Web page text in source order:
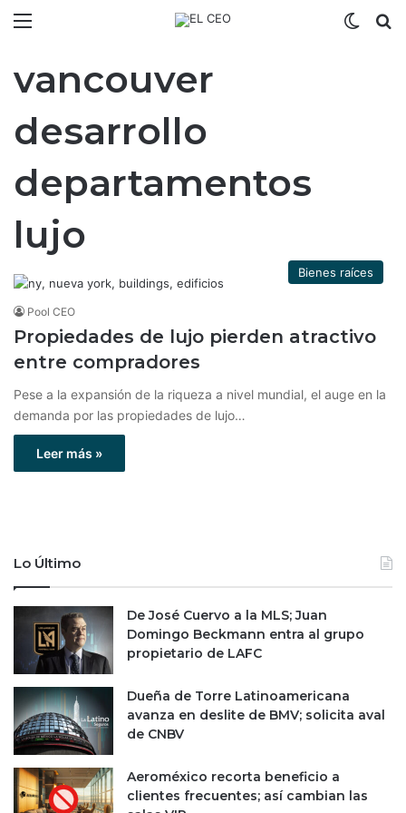
vancouver
desarrollo
departamentos
lujo
Bienes raíces
Pool CEO
Propiedades de lujo pierden atractivo
entre compradores
Pese a la expansión de la riqueza a nivel mundial, el auge en la
demanda por las propiedades de lujo…
Leer más »
Lo Último
De José Cuervo a la MLS; Juan
Domingo Beckmann entra al grupo
propietario de LAFC
Dueña de Torre Latinoamericana
avanza en deslite de BMV; solicita aval
de CNBV
Aeroméxico recorta beneficio a
clientes frecuentes; así cambian las